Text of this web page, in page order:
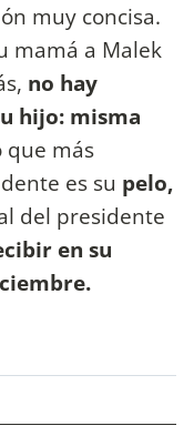
muy concisa.
mamá a Malek
no hay
hijo: misma
que más
es su pelo,
del presidente
en su